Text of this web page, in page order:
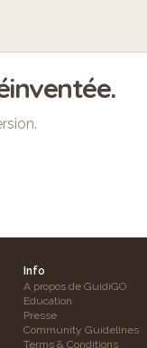
Info
A propos de GuidiGO
Education
Presse
Community Guidelines
Terms & Conditions